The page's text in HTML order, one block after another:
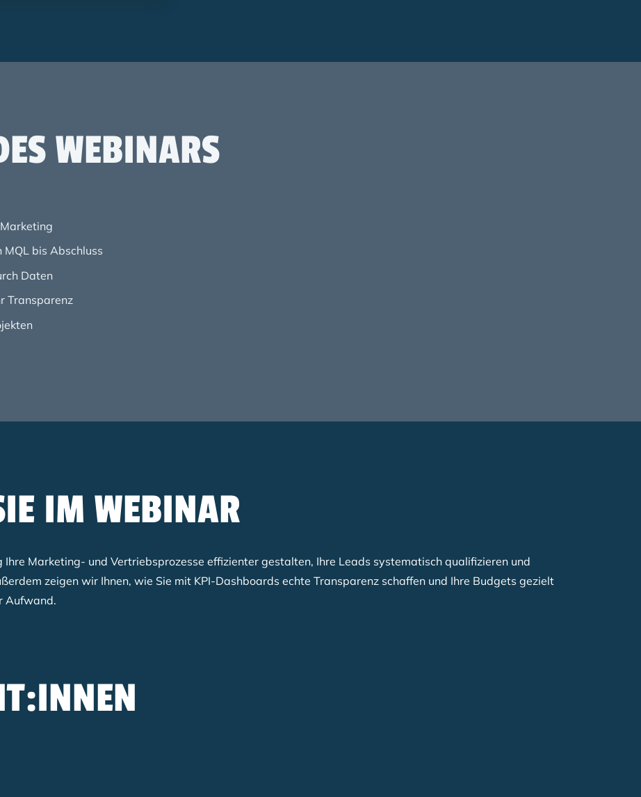
WEBINARS
bis Abschluss
Daten
Transparenz
IM WEBINAR
Marketing- und Vertriebsprozesse effizienter gestalten, Ihre Leads systematisch qualifizieren und
zeigen wir Ihnen, wie Sie mit KPI-Dashboards echte Transparenz schaffen und Ihre Budgets gezielt
Aufwand.